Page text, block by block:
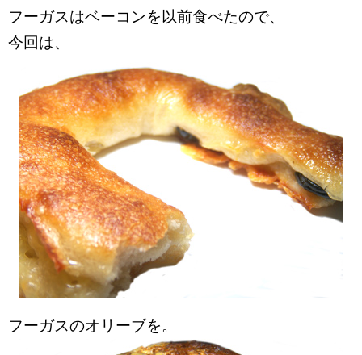
フーガスはベーコンを以前食べたので、
今回は、
フーガスのオリーブを。